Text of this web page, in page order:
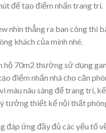
để tạo điểm nhấn trang trí.
nhìn thẳng ra ban công thì
khách của mình nhé.
70m2 thường sử dụng
điểm nhấn nhá cho căn
màu nâu sáng để trang trí,
tưởng thiết kế nội thất
đáp ứng đầy đủ các yếu tố